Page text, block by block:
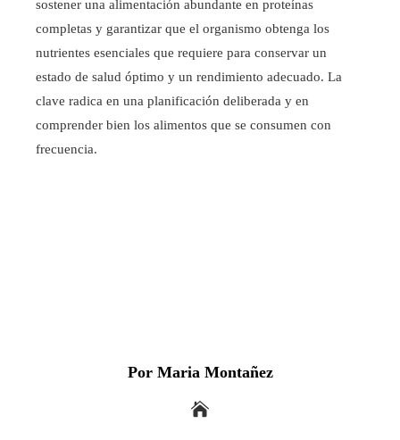
sostener una alimentación abundante en proteínas
completas y garantizar que el organismo obtenga los
nutrientes esenciales que requiere para conservar un
estado de salud óptimo y un rendimiento adecuado. La
clave radica en una planificación deliberada y en
comprender bien los alimentos que se consumen con
frecuencia.
Por Maria Montañez